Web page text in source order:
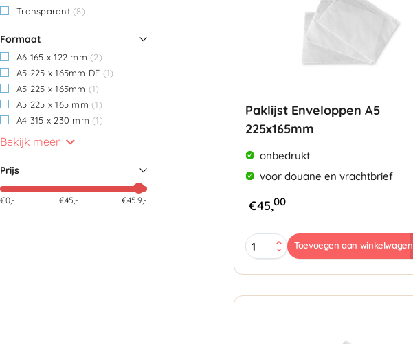
Transparant(8)
Formaat
A6 165 x 122 mm(2)
A5 225 x 165mm DE (1)
A5 225 x 165mm (1)
A5 225 x 165 mm(1)
A4 315 x 230 mm(1)
Bekijk meer
Prijs
€0,- €45,- €45.9,-
Paklijst Enveloppen A5
225x165mm
onbedrukt
voor douane en vrachtbrief
€45,00
Paklijst
Enveloppen
225x165mm
aantal
Toevoegen aan winkelwagen